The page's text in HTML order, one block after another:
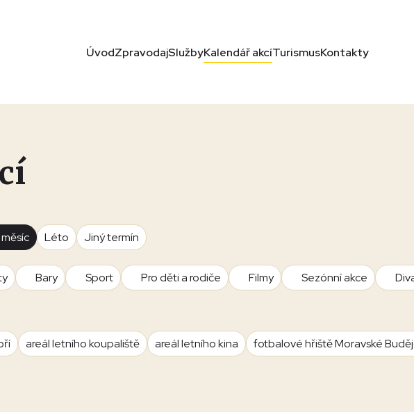
ÚvodZpravodajSlužbyKalendář akcíTurismusKontakty
Léto
Jiný termín
Bary Sport Pro děti a rodiče Filmy Sezónní akce
areál letního koupaliště areál letního kina
fotbalové hřiště Moravské